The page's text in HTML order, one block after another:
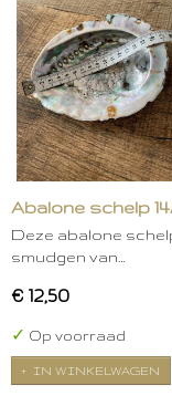
Abalone schelp 14/
Deze abalone
smudgen van…
€ 12,50
✓ Op voorraad
IN WINKELWAGEN